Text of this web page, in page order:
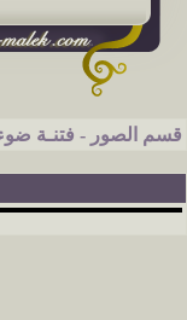
قسم الصور - فتنـة ضوء